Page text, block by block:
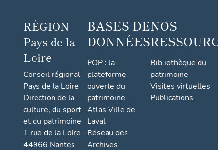
Saint-
André-
de-la-
Marche
RÉGION
Pays de la
Loire
Conseil régional
Pays de la Loire
Direction de la
culture, du sport
et du patrimoine
1 rue de la Loire -
44966 Nantes
BASES DE
DONNÉES
POP : la
plateforme
ouverte du
patrimoine
Atlas Ville de
Laval
Réseau des
Archives
NOS
Bibliothèque du
patrimoine
Visites virtuelles
Publications